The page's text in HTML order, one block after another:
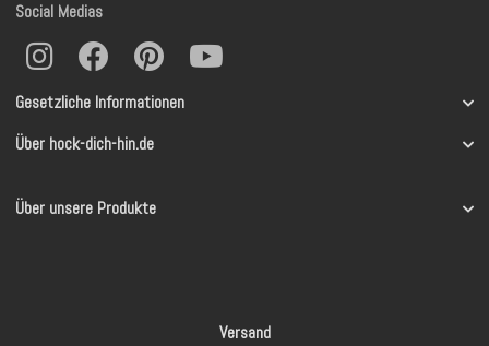
Gesetzliche Informationen
Über hock-dich-hin.de
Über unsere Produkte
Social Medias
Versand